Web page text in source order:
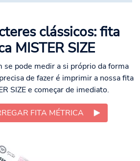
clássicos: fita
MISTER SIZE
se pode medir a si próprio da forma
de fazer é imprimir a nossa fita
SIZE e começar de imediato.
FITA MÉTRICA